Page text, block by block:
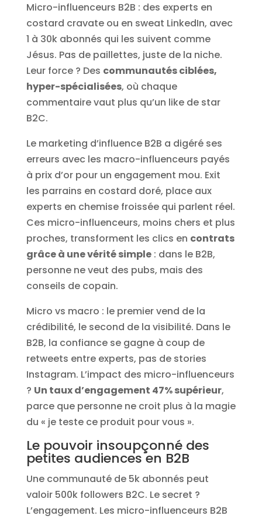
Micro-influenceurs B2B : des experts en
costard cravate ou en sweat LinkedIn, avec
1 à 30k abonnés qui les suivent comme
Jésus. Pas de paillettes, juste de la niche.
Leur force ? Des communautés ciblées,
hyper-spécialisées, où chaque
commentaire vaut plus qu’un like de star
B2C.
Le marketing d’influence B2B a digéré ses
erreurs avec les macro-influenceurs payés
à prix d’or pour un engagement mou. Exit
les parrains en costard doré, place aux
experts en chemise froissée qui parlent réel.
Ces micro-influenceurs, moins chers et plus
proches, transforment les clics en contrats
grâce à une vérité simple: dans le B2B,
personne ne veut des pubs, mais des
conseils de copain.
Micro vs macro : le premier vend de la
crédibilité, le second de la visibilité. Dans le
B2B, la confiance se gagne à coup de
retweets entre experts, pas de stories
Instagram. L’impact des micro-influenceurs
? Un taux d’engagement 47% supérieur,
parce que personne ne croit plus à la magie
du « je teste ce produit pour vous ».
Le pouvoir insoupçonné des
petites audiences en B2B
Une communauté de 5k abonnés peut
valoir 500k followers B2C. Le secret ?
L’engagement. Les micro-influenceurs B2B